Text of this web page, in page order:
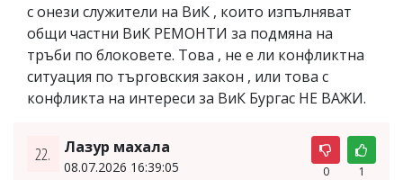
с онези служители на ВиК , които изпълняват
общи частни ВиК РЕМОНТИ за подмяна на
тръби по блоковете. Това , не е ли конфликтна
ситуация по търговския закон , или това с
конфликта на интереси за ВиК Бургас НЕ ВАЖИ.
22. Лазур махала
08.07.2026 16:39:05 0 1